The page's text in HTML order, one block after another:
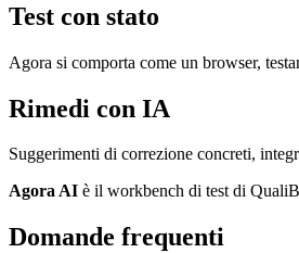
Test con stato
Agora si comporta come un browser,
Rimedi con IA
Suggerimenti di correzione concreti,
Agora AI è il workbench di test di
Domande frequenti